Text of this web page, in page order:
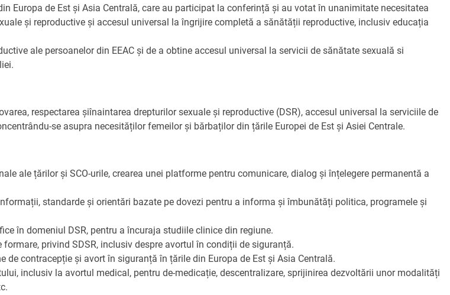
Europa de Est și Asia Centrală, care au participat la conferință și au votat în unanimitate necesitatea
și reproductive și accesul universal la îngrijire completă a sănătății reproductive, inclusiv educația
ale persoanelor din EEAC și de a obtine accesul universal la servicii de sănătate sexuală si
respectarea șiînaintarea drepturilor sexuale și reproductive (DSR), accesul universal la serviciile de
se asupra necesităților femeilor și bărbaților din țările Europei de Est și Asiei Centrale.
ale țărilor și SCO-urile, crearea unei platforme pentru comunicare, dialog și înțelegere permanentă a
standarde și orientări bazate pe dovezi pentru a informa și îmbunătăți politica, programele și
în domeniul DSR, pentru a încuraja studiile clinice din regiune.
privind SDSR, inclusiv despre avortul în condiții de siguranță.
contracepție și avort în siguranță în țările din Europa de Est și Asia Centrală.
inclusiv la avortul medical, pentru de-medicație, descentralizare, sprijinirea dezvoltării unor modalități